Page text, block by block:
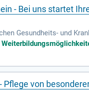
- Bei uns startet
Gesundheits- und
die fachliche
engagierten
von